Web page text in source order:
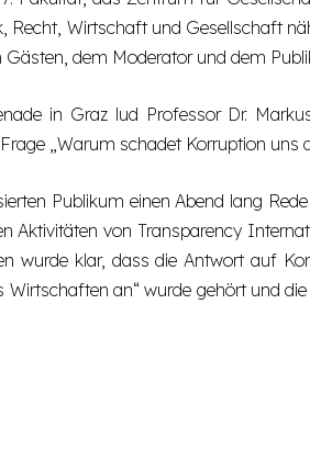
Recht, Wirtschaft und Gesellschaft
dem Moderator und dem
in Graz lud Professor Dr.
„Warum schadet Korruption uns
Publikum einen Abend lang
Aktivitäten von Transparency
wurde klar, dass die Antwort auf
an“ wurde gehört und